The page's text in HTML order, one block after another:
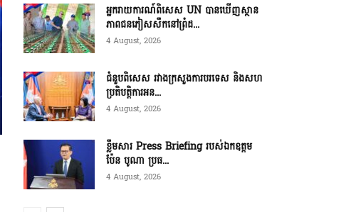
អ្នករាយការណ៍ពិសេស UN បានឃើញស្ថាន
ភាពជនភៀសសឹកនៅព្រំដ...
4 August, 2026
ជំនួបពិសេស រវាងក្រសួងការបរទេស និងសហ
ប្រតិបត្តិការអន...
4 August, 2026
ខ្លឹមសារ Press Briefing របស់ឯកឧត្តម
ប៉ែន បូណា ប្រធ...
4 August, 2026